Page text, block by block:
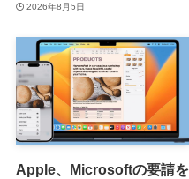
2026年8月5日
Apple、Microsoftの要請を